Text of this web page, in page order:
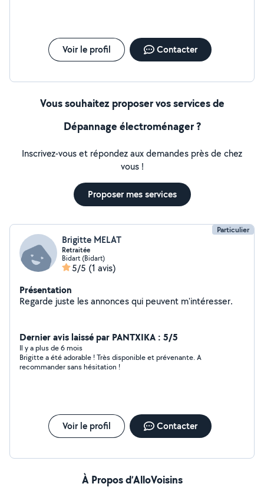
Voir le profil Contacter
Vous souhaitez proposer vos services de
Dépannage électroménager ?
Inscrivez-vous et répondez aux demandes près de chez
vous !
Proposer mes services
Particulier
Brigitte MELAT
Retraitée
Bidart (Bidart)
5/5 (1 avis)
Présentation
Regarde juste les annonces qui peuvent m'intéresser.
Dernier avis laissé par PANTXIKA : 5/5
Il y a plus de 6 mois
Brigitte a été adorable ! Très disponible et prévenante. A
recommander sans hésitation !
Voir le profil Contacter
À Propos d’AlloVoisins